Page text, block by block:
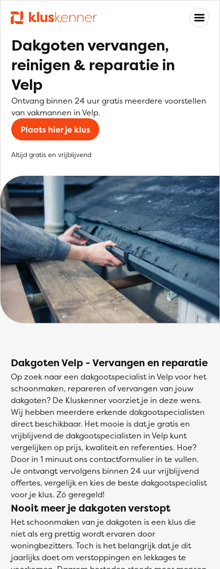
Dakgoten vervangen,
reinigen & reparatie in
Velp
Ontvang binnen 24 uur gratis meerdere voorstellen
van vakmannen in Velp.
Plaats hier je klus
Altijd gratis en vrijblijvend
Dakgoten Velp - Vervangen en reparatie
Op zoek naar een dakgootspecialist in Velp voor het
schoonmaken, repareren of vervangen van jouw
dakgoten? De Kluskenner voorziet je in deze wens.
Wij hebben meerdere erkende dakgootspecialisten
direct beschikbaar. Het mooie is dat je gratis en
vrijblijvend de dakgootspecialisten in Velp kunt
vergelijken op prijs, kwaliteit en referenties. Hoe?
Door in 1 minuut ons contactformulier in te vullen.
Je ontvangt vervolgens binnen 24 uur vrijblijvend
offertes, vergelijk en kies de beste dakgootspecialist
voor je klus. Zó geregeld!
Nooit meer je dakgoten verstopt
Het schoonmaken van je dakgoten is een klus die
niet als erg prettig wordt ervaren door
woningbezitters. Toch is het belangrijk dat je dit
jaarlijks doet om verstoppingen en lekkages te